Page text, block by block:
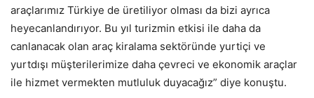
araçlarımız Türkiye de üretiliyor olması da bizi ayrıca
heyecanlandırıyor. Bu yıl turizmin etkisi ile daha da
canlanacak olan araç kiralama sektöründe yurtiçi ve
yurtdışı müşterilerimize daha çevreci ve ekonomik araçlar
ile hizmet vermekten mutluluk duyacağız” diye konuştu.